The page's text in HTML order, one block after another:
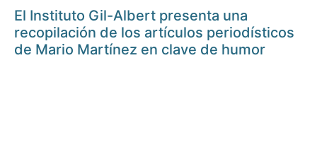
El Instituto Gil-Albert presenta una
recopilación de los artículos periodísticos
de Mario Martínez en clave de humor